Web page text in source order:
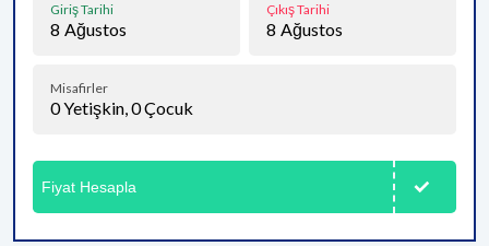
Giriş Tarihi
8 Ağustos
Çıkış Tarihi
8 Ağustos
Misafirler
0Yetişkin,0Çocuk
Fiyat Hesapla